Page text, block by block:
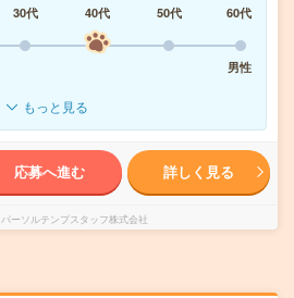
30代 40代 50代
60代
男性
もっと見る
応募へ進む 詳しく見る
パーソルテンプスタッフ株式会社